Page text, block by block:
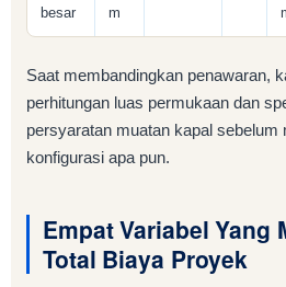
besar
m
Saat membandingkan penawaran,
perhitungan luas permukaan dan
persyaratan muatan kapal sebelum
konfigurasi apa pun.
Empat Variabel Yang
Total Biaya Proyek